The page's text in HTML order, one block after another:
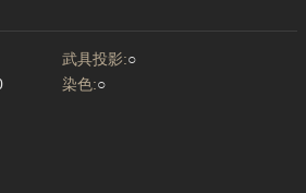
武具投影:○
染色:○